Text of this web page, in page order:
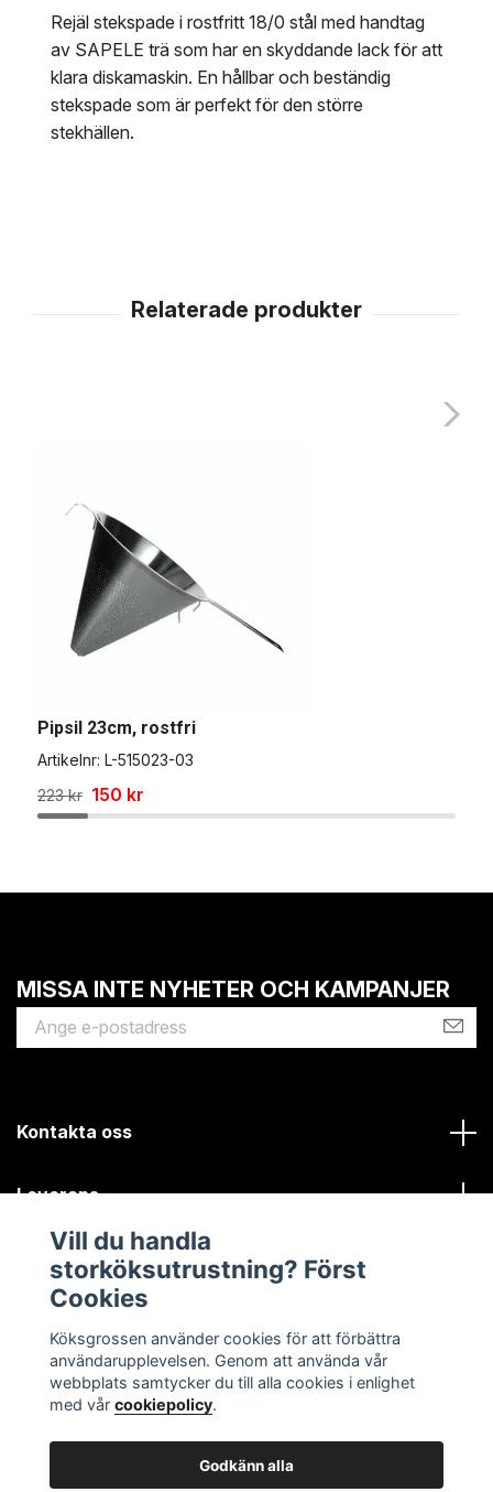
Rejäl stekspade i rostfritt 18/0 stål med handtag
av SAPELE trä som har en skyddande lack för att
klara diskamaskin. En hållbar och beständig
stekspade som är perfekt för den större
stekhällen.
Pipsil 23cm, rostfri
Artikelnr: L-515023-03
223 kr 150 kr
MISSA INTE NYHETER OCH KAMPANJER
Kontakta oss
Leverans
Kundinformation
Vill du handla
storköksutrustning? Först
Cookies
Köksgrossen använder cookies för att förbättra
användarupplevelsen. Genom att använda vår
webbplats samtycker du till alla cookies i enlighet
med vår cookiepolicy.
Godkänn alla